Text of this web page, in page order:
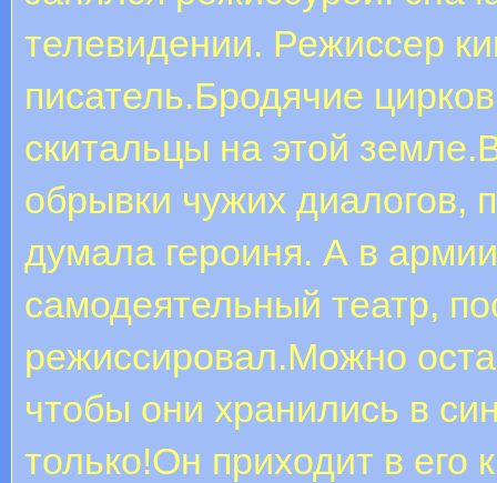
телевидении. Режиссер
писатель.Бродячие
скитальцы на этой
обрывки чужих диалогов,
думала героиня. А в
самодеятельный театр,
режиссировал.Можно
чтобы они хранились в
только!Он приходит в его